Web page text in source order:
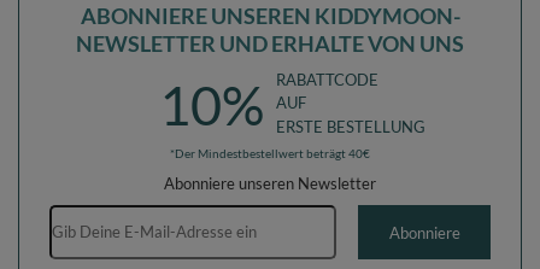
ABONNIERE UNSEREN KIDDYMOON-
NEWSLETTER UND ERHALTE VON UNS
10%
RABATTCODE
AUF
ERSTE BESTELLUNG
*Der Mindestbestellwert beträgt 40€
Abonniere unseren Newsletter
E-Mail-Adresse
Abonniere